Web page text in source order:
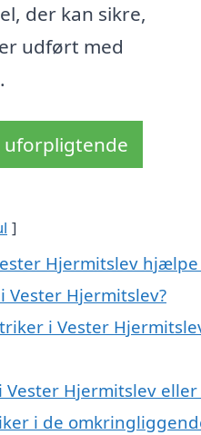
der kan sikre,
udført med
Hjermitslev hjælpe
Vester Hjermitslev?
i Vester
Hjermitslev
i de